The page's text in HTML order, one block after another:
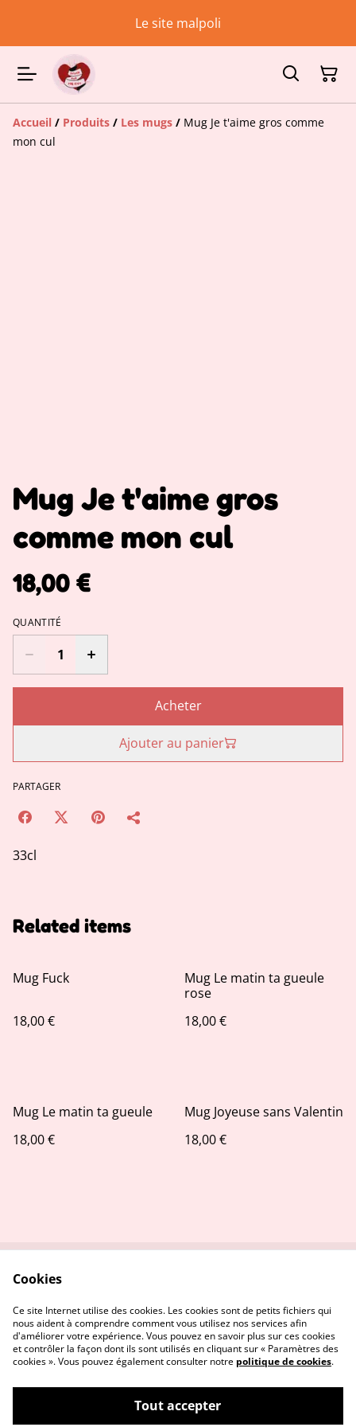
Le site malpoli
Accueil / Produits / Les mugs / Mug Je t'aime gros comme
mon cul
Mug Je t'aime gros
comme mon cul
18,00 €
QUANTITÉ
Acheter
Ajouter au panier
PARTAGER
33cl
Related items
Mug Fuck
18,00 €
Mug Le matin ta gueule
rose
18,00 €
Mug Le matin ta gueule
18,00 €
Mug Joyeuse sans Valentin
18,00 €
Politique de
confidentialité
Politique de cookies
Cookies
Ce site Internet utilise des cookies. Les cookies sont de petits fichiers qui
nous aident à comprendre comment vous utilisez nos services afin
d'améliorer votre expérience. Vous pouvez en savoir plus sur ces cookies
et contrôler la façon dont ils sont utilisés en cliquant sur « Paramètres des
cookies ». Vous pouvez également consulter notre politique de cookies.
Tout accepter